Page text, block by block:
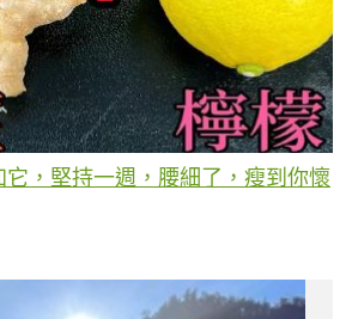
，堅持一週，腰細了，瘦到你懷